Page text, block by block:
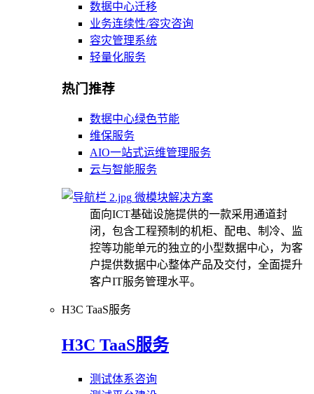
数据中心迁移
业务连续性/容灾咨询
容灾管理系统
轻量化服务
热门推荐
数据中心绿色节能
维保服务
AIO一站式运维管理服务
云与智能服务
微模块解决方案
面向ICT基础设施提供的一款采用通道封
闭，包含工程预制的机柜、配电、制冷、监
控等功能单元的独立的小型数据中心，为客
户提供数据中心整体产品及交付，全面提升
客户IT服务管理水平。
H3C TaaS服务
H3C TaaS服务
测试体系咨询